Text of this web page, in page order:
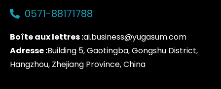
0571-88171788
Boîte aux lettres :ai.business@yugasum.com
Adresse :Building 5, Gaotingba, Gongshu District,
Hangzhou, Zhejiang Province, China